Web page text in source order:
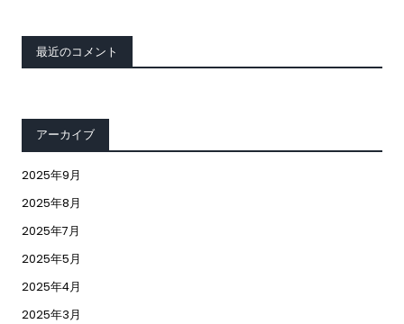
最近のコメント
アーカイブ
2025年9月
2025年8月
2025年7月
2025年5月
2025年4月
2025年3月